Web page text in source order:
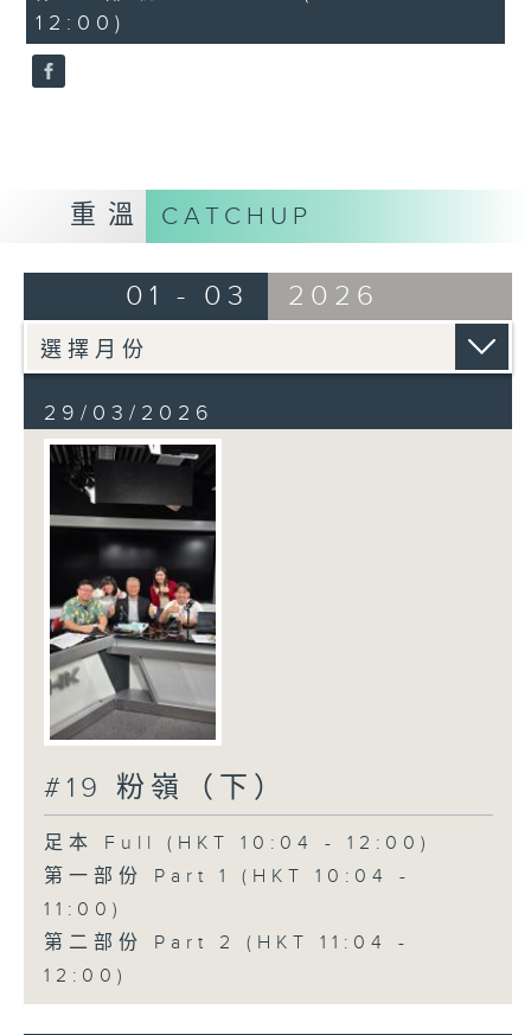
minutes,
10
seconds
12:00)
重溫 CATCHUP
01 - 03 2026
29/03/2026
#19 粉嶺（下）
足本 Full (HKT 10:04 - 12:00)
第一部份 Part 1 (HKT 10:04 -
11:00)
第二部份 Part 2 (HKT 11:04 -
12:00)